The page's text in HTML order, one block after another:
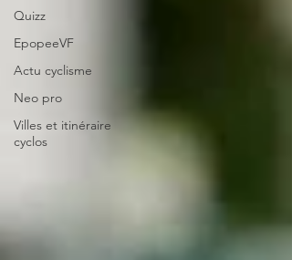
Quizz
EpopeeVF
Actu cyclisme
Neo pro
Villes et itinéraire
cyclos